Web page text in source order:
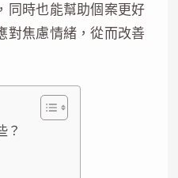
同時也能幫助個案更好
對焦慮情緒，從而改善
？